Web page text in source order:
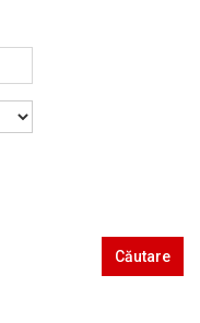
Căutare